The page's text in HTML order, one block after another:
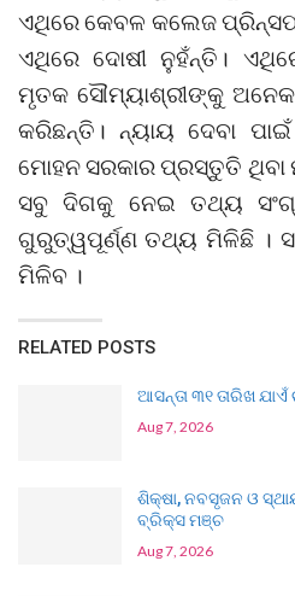
ଏଥିରେ କେବଳ କଲେଜ
ଏଥିରେ ଦୋଷୀ ନୁହଁନ୍ତି।
ମୃତକ ସୌମ୍ୟାଶ୍ରୀଙ୍କୁ ଅନେକ
କରିଛନ୍ତି। ନ୍ୟାୟ ଦେବା
ମୋହନ ସରକାର ପ୍ରସ୍ତୁତି ଥିବା
ସବୁ ଦିଗକୁ ନେଇ ତଥ୍ୟ
ଗୁରୁତ୍ୱପୂର୍ଣ୍ଣ ତଥ୍ୟ ମିଳିଛି ।
ମିଳିବ ।
RELATED POSTS
ଆସନ୍ତା ୩୧ ତାରିଖ
Aug 7, 2026
ଶିକ୍ଷା, ନବସୃଜନ ଓ
ବ୍ରିକ୍ସ ମଞ୍ଚ
Aug 7, 2026